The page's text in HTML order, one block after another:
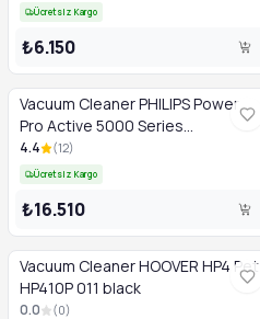
Ücretsiz Kargo
₺6.150
Vacuum Cleaner PHILIPS Power
Pro Active 5000 Series
FC9550/09 black/blue
4.4 (12)
Ücretsiz Kargo
₺16.510
Vacuum Cleaner HOOVER HP4 Pet
HP410P 011 black
0.0 (0)